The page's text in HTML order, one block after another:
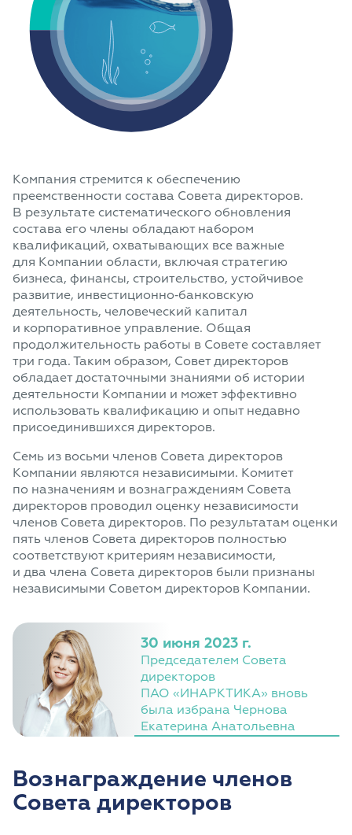
Компания стремится к обеспечению
преемственности состава Совета директоров.
В результате систематического обновления
состава его члены обладают набором
квалификаций, охватывающих все важные
для Компании области, включая стратегию
бизнеса, финансы, строительство, устойчивое
развитие, инвестиционно‑банковскую
деятельность, человеческий капитал
и корпоративное управление. Общая
продолжительность работы в Совете составляет
три года. Таким образом, Совет директоров
обладает достаточными знаниями об истории
деятельности Компании и может эффективно
использовать квалификацию и опыт недавно
присоединившихся директоров.
Семь из восьми членов Совета директоров
Компании являются независимыми. Комитет
по назначениям и вознаграждениям Совета
директоров проводил оценку независимости
членов Совета директоров. По результатам оценки
пять членов Совета директоров полностью
соответствуют критериям независимости,
и два члена Совета директоров были признаны
независимыми Советом директоров Компании.
30 июня 2023 г.
Председателем Совета
директоров
ПАО «ИНАРКТИКА» вновь
была избрана Чернова
Екатерина Анатольевна
Вознаграждение членов
Совета директоров